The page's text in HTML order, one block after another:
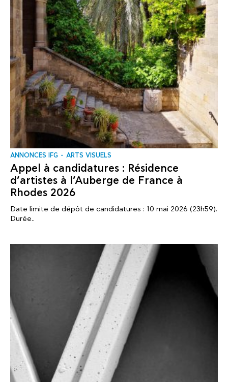
ANNONCES IFG ARTS VISUELS
Appel à candidatures : Résidence
d’artistes à l’Auberge de France à
Rhodes 2026
Date limite de dépôt de candidatures : 10 mai 2026 (23h59).
Durée..